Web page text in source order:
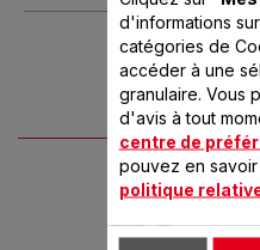
d'informations
catégories de
accéder à une
granulaire. Vous
d'avis à tout
centre de
pouvez en
politique